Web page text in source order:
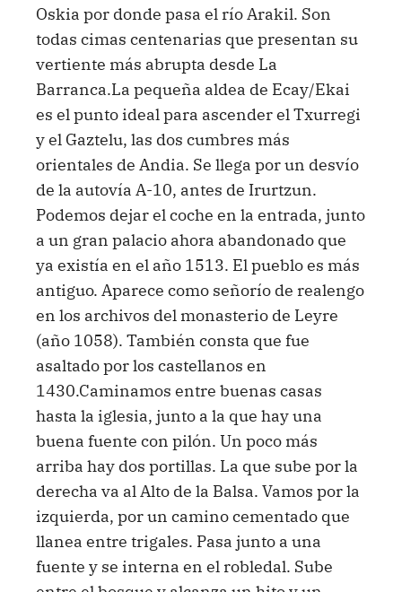
Oskia por donde pasa el río Arakil. Son
todas cimas centenarias que presentan su
vertiente más abrupta desde La
Barranca.La pequeña aldea de Ecay/Ekai
es el punto ideal para ascender el Txurregi
y el Gaztelu, las dos cumbres más
orientales de Andia. Se llega por un desvío
de la autovía A-10, antes de Irurtzun.
Podemos dejar el coche en la entrada, junto
a un gran palacio ahora abandonado que
ya existía en el año 1513. El pueblo es más
antiguo. Aparece como señorío de realengo
en los archivos del monasterio de Leyre
(año 1058). También consta que fue
asaltado por los castellanos en
1430.Caminamos entre buenas casas
hasta la iglesia, junto a la que hay una
buena fuente con pilón. Un poco más
arriba hay dos portillas. La que sube por la
derecha va al Alto de la Balsa. Vamos por la
izquierda, por un camino cementado que
llanea entre trigales. Pasa junto a una
fuente y se interna en el robledal. Sube